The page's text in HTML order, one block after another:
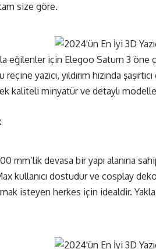
size göre.
eğilenler için Elegoo Saturn 3 öne
yazıcı, yıldırım hızında
kaliteli minyatür ve detaylı
mm’lik devasa bir yapı alanına
kullanıcı dostudur ve cosplay
isteyen herkes için idealdir.